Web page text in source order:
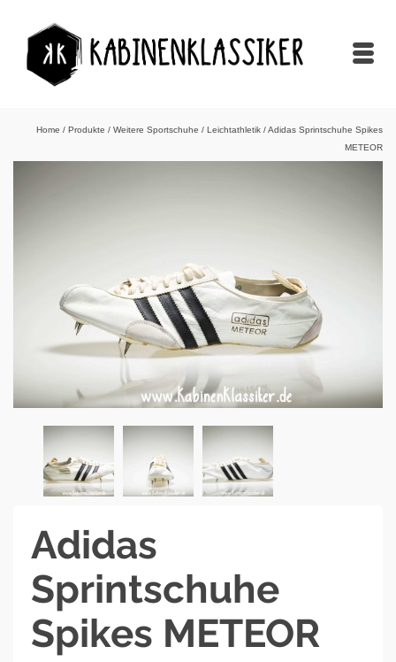
Home / Produkte / Weitere Sportschuhe / Leichtathletik /Adidas Sprintschuhe Spikes
METEOR
Adidas
Sprintschuhe
Spikes METEOR